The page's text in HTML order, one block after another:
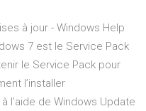
à jour - Windows Help
7 est le Service Pack
le Service Pack pour
l’installer
l’aide de Windows Update